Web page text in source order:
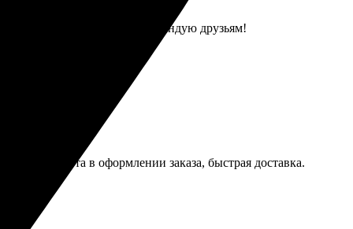
быстро согласовали. Рекомендую друзьям!
Простота в оформлении заказа, быстрая доставка.